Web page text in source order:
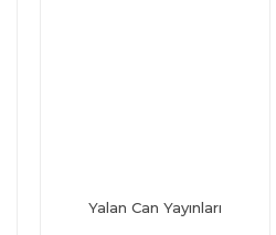
Yalan Can Yayınları